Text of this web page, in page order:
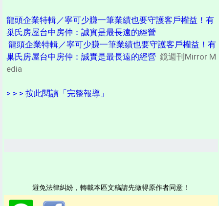
龍頭企業特輯／寧可少賺一筆業績也要守護客戶權益！有
巢氏房屋台中房仲：誠實是最長遠的經營
龍頭企業特輯／寧可少賺一筆業績也要守護客戶權益！有
巢氏房屋台中房仲：誠實是最長遠的經營 鏡週刊Mirror M
edia
> > > 按此閱讀「完整報導」
避免法律糾紛，轉載本區文稿請先徵得原作者同意！